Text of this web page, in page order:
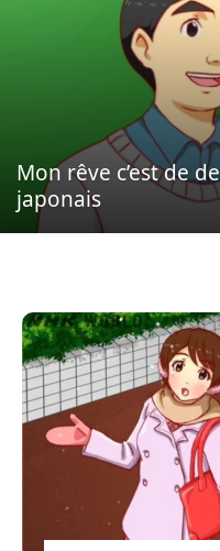
Mon rêve c’est de
japonais